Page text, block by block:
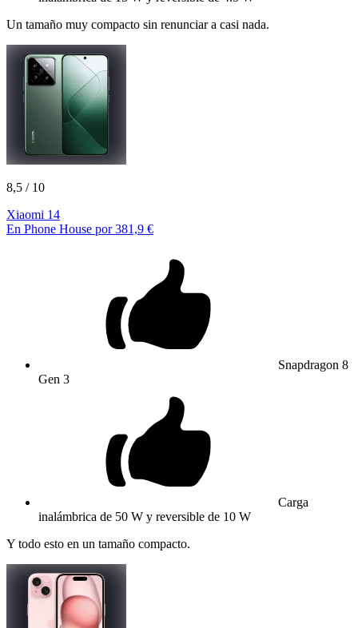
Un tamaño muy compacto sin renunciar a casi nada.
8,5 / 10
Xiaomi 14
En Phone House por 381,9 €
Snapdragon 8
Gen 3
Carga
inalámbrica de 50 W y reversible de 10 W
Y todo esto en un tamaño compacto.